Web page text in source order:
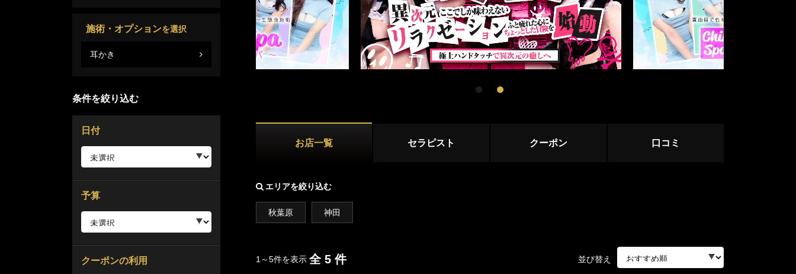
お店一覧 セラピスト クーポン 口コミ
エリアを絞り込む
秋葉原 神田
1～5件を表示 全 5 件 並び替え
西東京(田無)・東村山
池袋・大塚エリア
大塚・巣鴨
渋谷・代々木・表参道
東京駅・日本橋・八丁堀 人形町・茅場町・門前仲町
出張
施術・オプションを選択
耳かき
施術内容 オプション
リンパドレナージュ
ディープリンパ ダブルセラピスト
ホイップ
条件を絞り込む
日付
予算
クーポンの利用